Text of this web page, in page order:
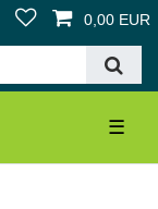
0,00 EUR
☰